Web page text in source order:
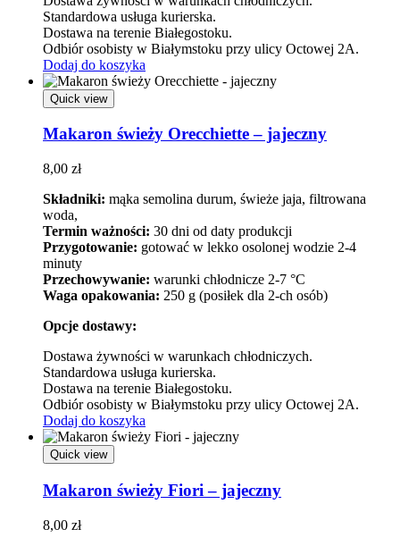
Standardowa usługa kurierska.
Dostawa na terenie Białegostoku.
Odbiór osobisty w Białymstoku przy ulicy Octowej 2A.
Dodaj do koszyka
Quick view
Makaron świeży Orecchiette – jajeczny
8,00 zł
Składniki: mąka semolina durum, świeże jaja, filtrowana
woda,
Termin ważności: 30 dni od daty produkcji
Przygotowanie: gotować w lekko osolonej wodzie 2-4
minuty
Przechowywanie: warunki chłodnicze 2-7 °C
Waga opakowania: 250 g (posiłek dla 2-ch osób)
Opcje dostawy:
Dostawa żywności w warunkach chłodniczych.
Standardowa usługa kurierska.
Dostawa na terenie Białegostoku.
Odbiór osobisty w Białymstoku przy ulicy Octowej 2A.
Dodaj do koszyka
Quick view
Makaron świeży Fiori – jajeczny
8,00 zł